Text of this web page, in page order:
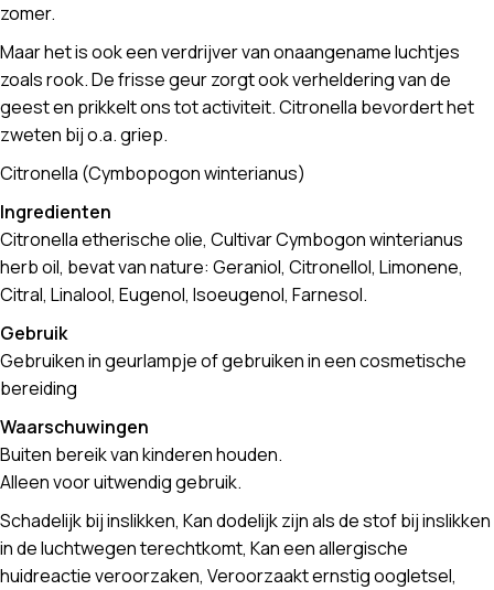
zomer.
Maar het is ook een verdrijver van onaangename luchtjes
zoals rook. De frisse geur zorgt ook verheldering van de
geest en prikkelt ons tot activiteit. Citronella bevordert het
zweten bij o.a. griep.
Citronella (Cymbopogon winterianus)
Ingredienten
Citronella etherische olie, Cultivar Cymbogon winterianus
herb oil, bevat van nature: Geraniol, Citronellol, Limonene,
Citral, Linalool, Eugenol, Isoeugenol, Farnesol.
Gebruik
Gebruiken in geurlampje of gebruiken in een cosmetische
bereiding
Waarschuwingen
Buiten bereik van kinderen houden.
Alleen voor uitwendig gebruik.
Schadelijk bij inslikken, Kan dodelijk zijn als de stof bij inslikken
in de luchtwegen terechtkomt, Kan een allergische
huidreactie veroorzaken, Veroorzaakt ernstig oogletsel,